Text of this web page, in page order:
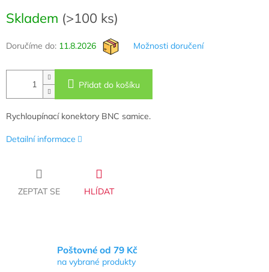
cena:
Skladem (>100 ks)
Doručíme do: 11.8.2026 Možnosti doručení
Přidat do košíku
Rychloupínací konektory BNC samice.
Detailní informace
ZEPTAT SE HLÍDAT
Poštovné od 79 Kč
na vybrané produkty